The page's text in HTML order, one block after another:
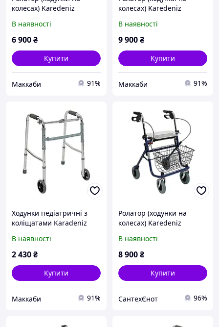
колесах) Karedeniz
В наявності
6 900₴
Купити
Маккаби 91%
колесах) Karedeniz
В наявності
9 900₴
Купити
Маккаби 91%
Ходунки педіатричні з
коліщатами Karadeniz
В наявності
2 430₴
Купити
Маккаби 91%
Ролатор (ходунки на
колесах) Karedeniz
В наявності
8 900₴
Купити
СантехЄнот 96%